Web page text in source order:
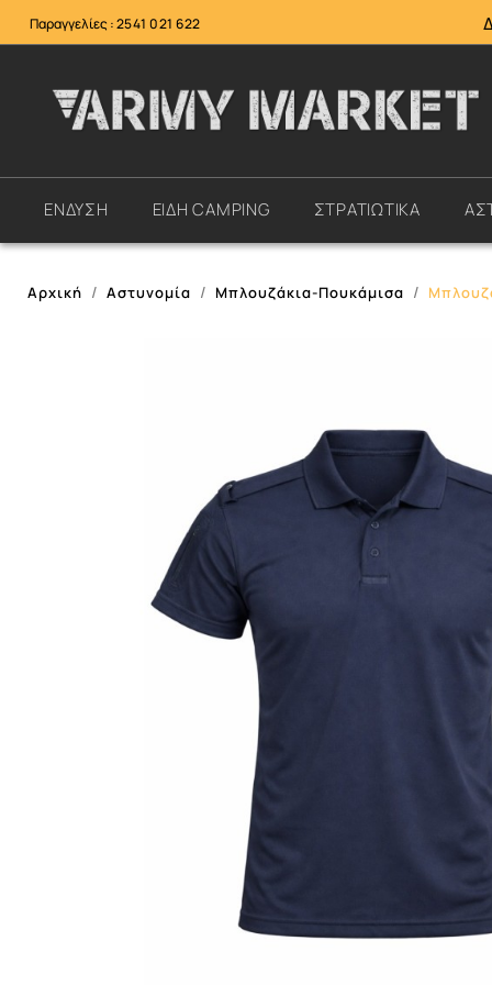
Παραγγελίες :2541 021 622
ΕΝΔΥΣΗ ΕΙΔΗ CAMPING ΣΤΡΑΤΙΩΤΙΚΑ
Αρχική Αστυνομία Μπλουζάκια-Πουκάμισα